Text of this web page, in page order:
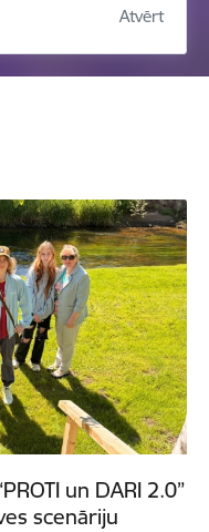
Atvērt
un DARI 2.0”
scenāriju